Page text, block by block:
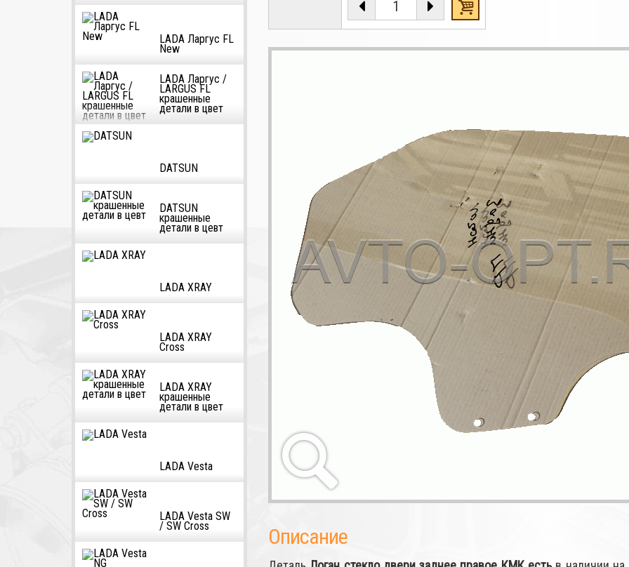
LADA Ларгус FL
New
LADA Ларгус /
LARGUS FL
крашенные
детали в цвет
DATSUN
DATSUN
крашенные
детали в цевт
LADA XRAY
LADA XRAY
Cross
LADA XRAY
крашенные
детали в цвет
LADA Vesta
LADA Vesta SW
/ SW Cross Описание